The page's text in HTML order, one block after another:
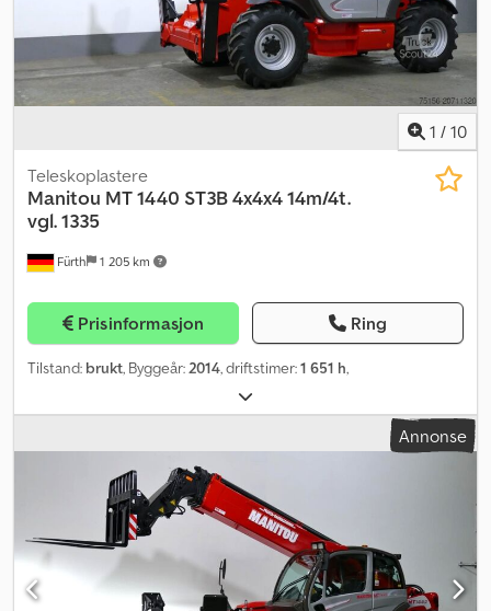
1 / 10
Fürth 1 205 km
Teleskoplastere
Manitou MT 1440 ST3B 4x4x4 14m/4t.
vgl. 1335
Prisinformasjon Ring
Tilstand: brukt, Byggeår:2014, driftstimer:1 651 h,
Annonse